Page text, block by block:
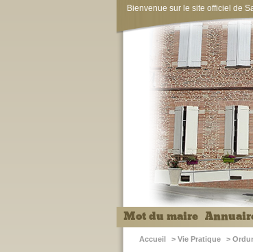
Bienvenue sur le site officiel de
Mot du maire
Accueil > Vie Pratique >